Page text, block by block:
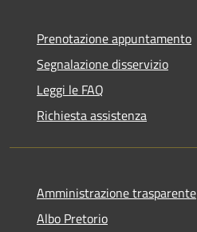
Prenotazione appuntamento
Segnalazione disservizio
Leggi le FAQ
Richiesta assistenza
Amministrazione trasparente
Albo Pretorio